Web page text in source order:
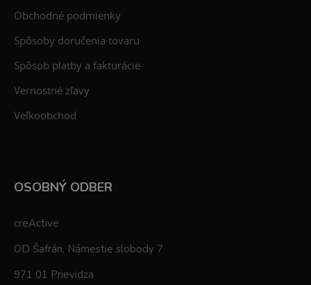
Obchodné podmienky
Spôsoby doručenia tovaru
Spôsob platby a fakturácie
Vernostné zľavy
Veľkoobchod
OSOBNÝ ODBER
creActive
OD Šafrán, Námestie slobody 7
971 01 Prievidza